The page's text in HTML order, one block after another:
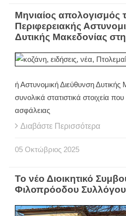
Μηνιαίος απολογισμός
Περιφερειακής
Δυτικής Μακεδονίας
ή Αστυνομική Διεύθυνση Δυτικής
συνολικά στατιστικά στοιχεία
ασφάλειας
Διαβάστε Περισσότερα
05 Οκτώβριος 2025
Το νέο Διοικητικό
Φιλοπρόοδου